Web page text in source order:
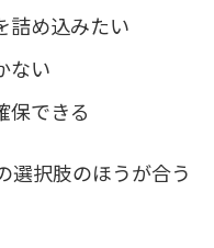
詰め込みたい
ない
保できる
選択肢のほうが合う